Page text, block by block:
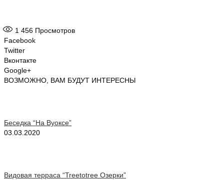
1 456 Просмотров
Facebook
Twitter
Вконтакте
Google+
ВОЗМОЖНО, ВАМ БУДУТ ИНТЕРЕСНЫ
Беседка “На Вуоксе”
03.03.2020
Видовая терраса “Treetotree Озерки”